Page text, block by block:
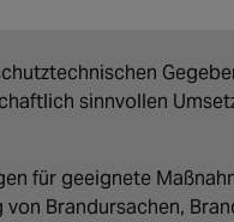
sinnvollen
für geeignete
Brandursachen,